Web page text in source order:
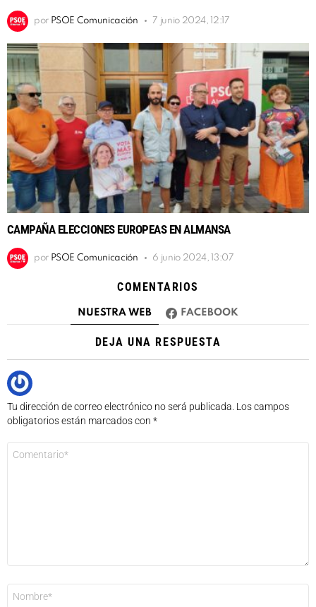
por PSOE Comunicación 7 junio 2024, 12:17
CAMPAÑA ELECCIONES EUROPEAS EN ALMANSA
por PSOE Comunicación 6 junio 2024, 13:07
COMENTARIOS
NUESTRA WEB FACEBOOK
DEJA UNA RESPUESTA
Tu dirección de correo electrónico no será publicada. Los campos
obligatorios están marcados con *